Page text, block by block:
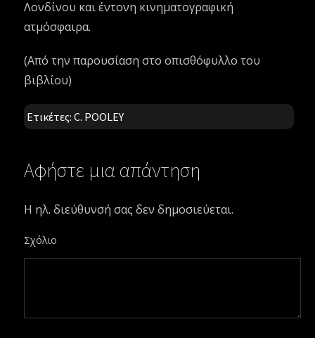
Λονδίνου και έντονη κινηματογραφική
ατμόσφαιρα.
(Από την παρουσίαση στο οπισθόφυλλο του
βιβλίου)
Ετικέτες:C. POOLEY
Αφήστε μια απάντηση
Η ηλ. διεύθυνσή σας δεν δημοσιεύεται.
Σχόλιο